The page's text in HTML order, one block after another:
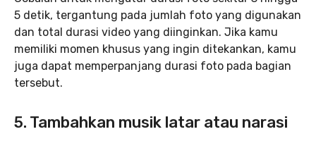
5 detik, tergantung pada jumlah foto yang digunakan
dan total durasi video yang diinginkan. Jika kamu
memiliki momen khusus yang ingin ditekankan, kamu
juga dapat memperpanjang durasi foto pada bagian
tersebut.
5. Tambahkan musik latar atau narasi